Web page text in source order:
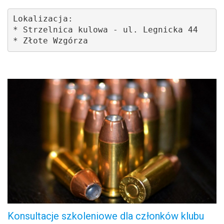
Lokalizacja:
* Strzelnica kulowa - ul. Legnicka 44
* Złote Wzgórza
Konsultacje szkoleniowe dla członków klubu